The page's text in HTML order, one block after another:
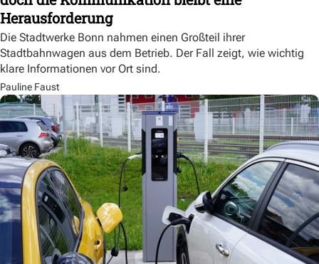
Herausforderung
Die Stadtwerke Bonn nahmen einen Großteil ihrer
Stadtbahnwagen aus dem Betrieb. Der Fall zeigt, wie wichtig
klare Informationen vor Ort sind.
Pauline Faust